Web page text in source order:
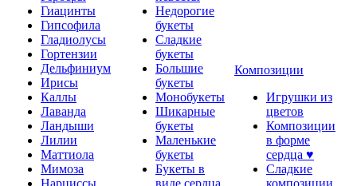
Гиацинты
Гипсофила
Гладиолусы
Гортензии
Дельфиниум
Ирисы
Каллы
Лаванда
Ландыши
Лилии
Маттиола
Мимоза
Нарциссы
Недорогие
букеты
Сладкие
букеты
Большие
букеты
Монобукеты
Шикарные
букеты
Маленькие
букеты
Букеты в
виде сердца
Композиции
Игрушки из
цветов
Композиции
в форме
сердца ♥
Сладкие
композиции